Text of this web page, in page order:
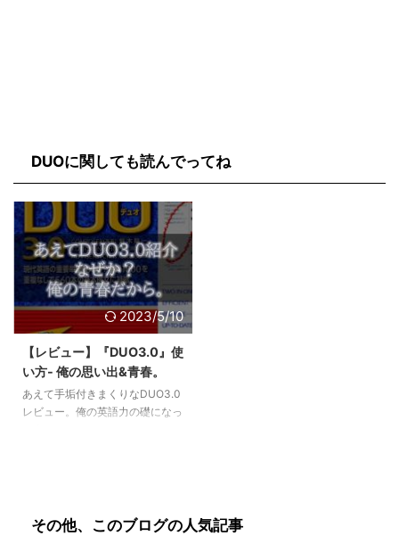
DUOに関しても読んでってね
2023/5/10
【レビュー】『DUO3.0』使
い方- 俺の思い出&青春。
あえて手垢付きまくりなDUO3.0
レビュー。俺の英語力の礎になっ
その他、このブログの人気記事